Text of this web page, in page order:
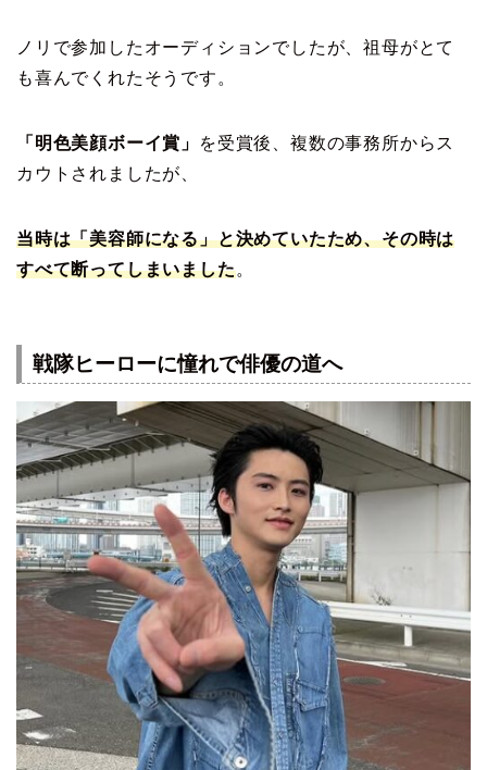
ノリで参加したオーディションでしたが、祖母がとて
も喜んでくれたそうです。
「明色美顔ボーイ賞」
を受賞後、複数の事務所からス
カウトされましたが、
当時は「美容師になる」と決めていたため、その時は
すべて断ってしまいました。
戦隊ヒーローに憧れで俳優の道へ